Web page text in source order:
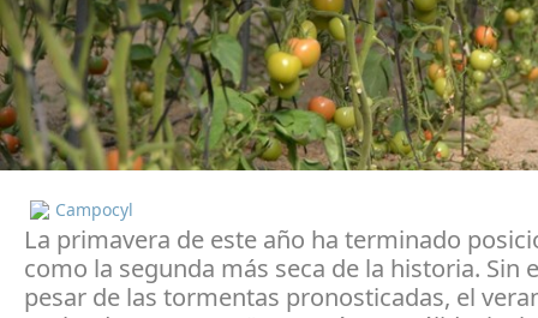
Campocyl
La primavera de este año ha terminado
como la segunda más seca de la historia. Sin
pesar de las tormentas pronosticadas, el